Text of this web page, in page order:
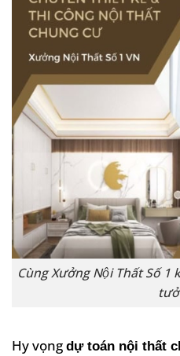
Cùng Xưởng Nội Thất Số
Hy vọng dự toán nội thất